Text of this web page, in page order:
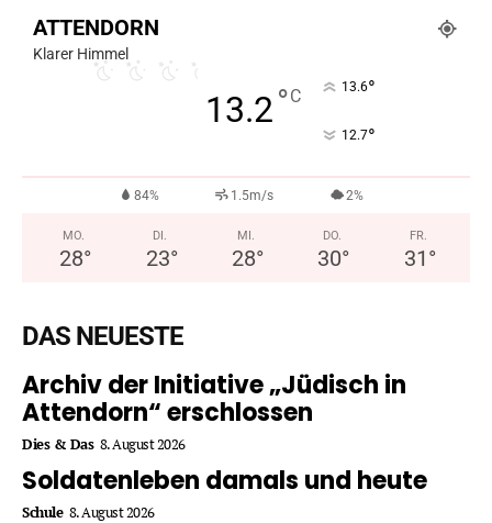
ATTENDORN
Klarer Himmel
13.2°C 13.6°
12.7°
84% 1.5m/s 2%
MO.
28°
DI.
23°
MI.
28°
DO.
30°
FR.
31 °
DAS NEUESTE
Archiv der Initiative „Jüdisch in
Attendorn“ erschlossen
Dies & Das 8. August 2026
Soldatenleben damals und heute
Schule 8. August 2026